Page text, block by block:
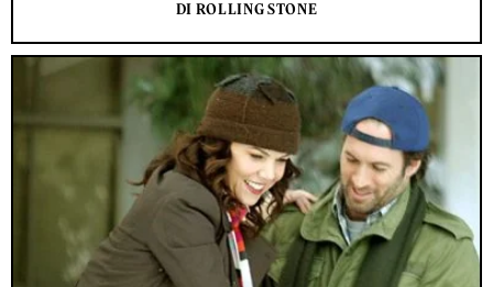
DI ROLLING STONE